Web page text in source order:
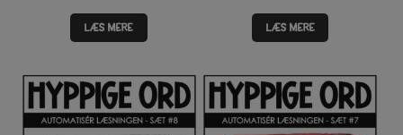
LÆS MERE LÆS MERE